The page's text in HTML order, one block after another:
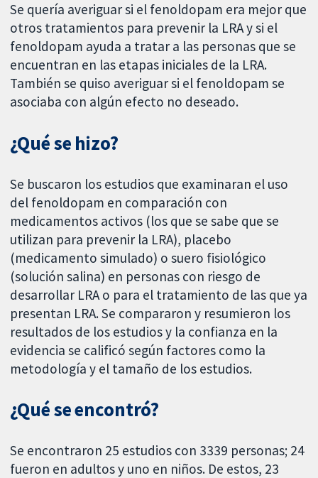
Se quería averiguar si el fenoldopam era mejor que
otros tratamientos para prevenir la LRA y si el
fenoldopam ayuda a tratar a las personas que se
encuentran en las etapas iniciales de la LRA.
También se quiso averiguar si el fenoldopam se
asociaba con algún efecto no deseado.
¿Qué se hizo?
Se buscaron los estudios que examinaran el uso
del fenoldopam en comparación con
medicamentos activos (los que se sabe que se
utilizan para prevenir la LRA), placebo
(medicamento simulado) o suero fisiológico
(solución salina) en personas con riesgo de
desarrollar LRA o para el tratamiento de las que ya
presentan LRA. Se compararon y resumieron los
resultados de los estudios y la confianza en la
evidencia se calificó según factores como la
metodología y el tamaño de los estudios.
¿Qué se encontró?
Se encontraron 25 estudios con 3339 personas; 24
fueron en adultos y uno en niños. De estos, 23